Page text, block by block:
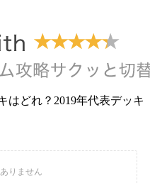
はどれ？2019年代表デッキ